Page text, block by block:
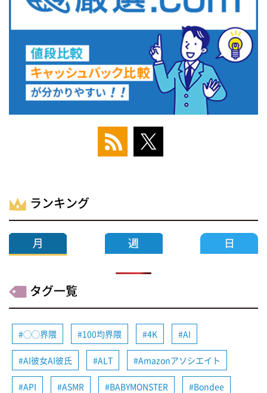
ランキング
タグ一覧
◯◯界隈 100均界隈 4K AI
AI彼女AI彼氏 ALT Amazonアソシエイト
API ASMR BABYMONSTER Bondee